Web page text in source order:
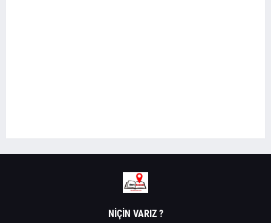
NIÇIN VARIZ ?